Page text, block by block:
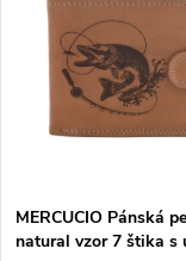
p
Nejprodávanější
Abecedně
s
MERCUCIO Pánská
natural vzor 7 štika s